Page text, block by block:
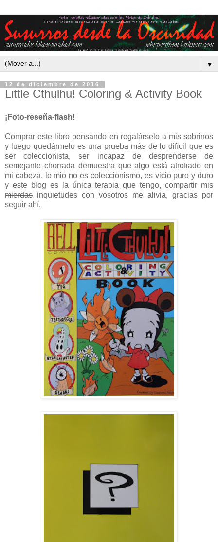
▼
12 de diciembre de 2016
Little Cthulhu! Coloring & Activity Book
¡Foto-reseña-flash!
Comprar este libro pensando en regalárselo a mis sobrinos
y luego quedármelo es una prueba más de lo difícil que es
ser coleccionista, ser incapaz de desprenderse de
semejante chorrada demuestra que algo está atrofiado en
mi cabeza, lo mio no es coleccionismo, es vicio puro y duro
y este blog es la única terapia que tengo, compartir mis
mierdas inquietudes con vosotros me alivia, gracias por
seguir ahí.